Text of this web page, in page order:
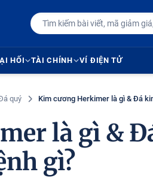
HỐI TÀI CHÍNH VÍ ĐIỆN TỬ
quý Kim cương Herkimer là gì & Đá
là gì &
gì?